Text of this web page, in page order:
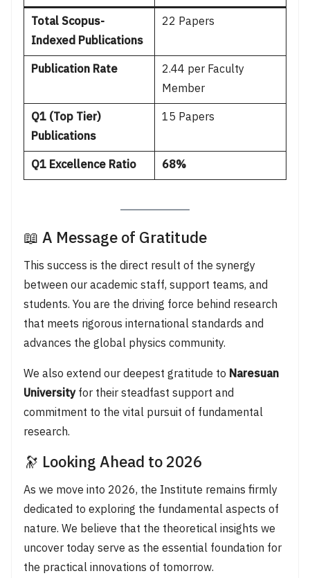
Total Scopus-
Indexed Publications
22 Papers
Publication Rate
2.44 per Faculty
Member
Q1 (Top Tier)
Publications
15 Papers
Q1 Excellence Ratio 68%
📖 A Message of Gratitude
This success is the direct result of the synergy
between our academic staff, support teams, and
students. You are the driving force behind research
that meets rigorous international standards and
advances the global physics community.
We also extend our deepest gratitude to Naresuan
Universityfor their steadfast support and
commitment to the vital pursuit of fundamental
research.
🔭 Looking Ahead to 2026
As we move into 2026, the Institute remains firmly
dedicated to exploring the fundamental aspects of
nature. We believe that the theoretical insights we
uncover today serve as the essential foundation for
the practical innovations of tomorrow.